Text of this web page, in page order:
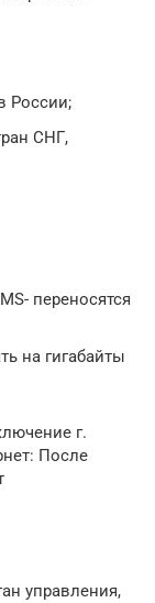
России;
СНГ,
переносятся
на гигабайты
г.
После
управления,